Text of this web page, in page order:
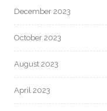
December 2023
October 2023
August 2023
April 2023